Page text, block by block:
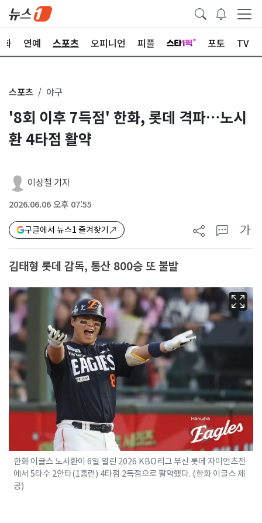
화 연예 스포츠 오피니언 피플 포토 TV
스포츠 야구
'8회 이후 7득점' 한화, 롯데 격파…노시
환 4타점 활약
이상철 기자
2026.06.06 오후 07:55
구글에서 뉴스1 즐겨찾기 가
김태형 롯데 감독, 통산 800승 또 불발
한화 이글스 노시환이 6일 열린 2026 KBO리그 부산 롯데 자이언츠전
에서 5타수 2안타(1홈런) 4타점 2득점으로 활약했다. (한화 이글스 제
공)